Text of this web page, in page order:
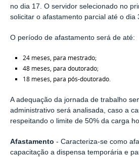
no dia 17. O servidor selecionado no
solicitar o afastamento parcial até o dia
O período de afastamento será de até:
24 meses, para mestrado;
48 meses, para doutorado;
18 meses, para pós-doutorado.
A adequação da jornada de trabalho
administrativo será analisada, caso a
respeitando o limite de 50% da carga
Afastamento - Caracteriza-se como
capacitação a dispensa temporária e